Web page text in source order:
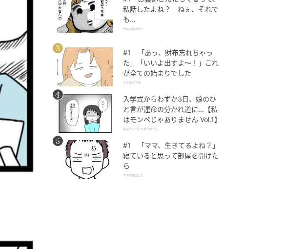
私話したよね？ ねぇ、それで
も…
ぜんぶ私のせい
#1 「あっ、財布忘れちゃっ
た」「いいよ出すよ〜！」これ
が全ての始まりでした
ママ友の財布
入学式からわずか3日、娘のひ
と言が運命の分かれ道に…【私
はモンペじゃありません Vol.1】
私はモンペじゃありません
#1 「ママ、生きてるよね？」
寝ていると思って部屋を開けた
ら
ママが家出した